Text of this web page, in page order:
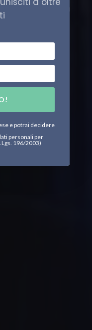
riflessioni da
e potrai decidere
personali per
196/2003)